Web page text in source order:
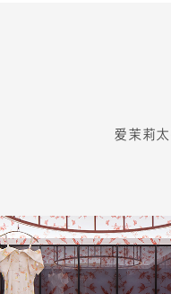
爱茉莉